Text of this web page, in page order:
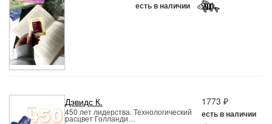
есть в наличии
Дэвидс К.
450 лет лидерства. Технологический
расцвет Голланди…
1773 ₽
есть в наличии